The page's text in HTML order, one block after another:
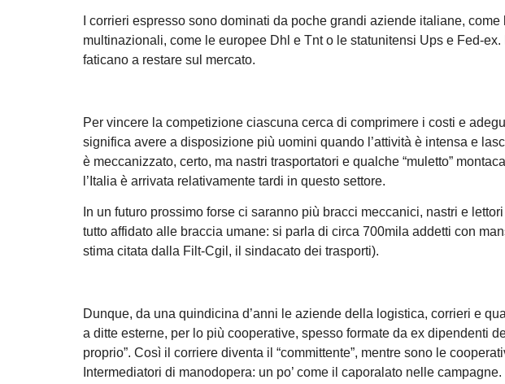
I corrieri espresso sono dominati da poche grandi aziende italiane,
multinazionali, come le europee Dhl e Tnt o le statunitensi Ups e Fed-
faticano a restare sul mercato.
Per vincere la competizione ciascuna cerca di comprimere i costi e
significa avere a disposizione più uomini quando l’attività è intensa e
è meccanizzato, certo, ma nastri trasportatori e qualche “muletto”
l’Italia è arrivata relativamente tardi in questo settore.
In un futuro prossimo forse ci saranno più bracci meccanici, nastri e
tutto affidato alle braccia umane: si parla di circa 700mila addetti con
stima citata dalla Filt-Cgil, il sindacato dei trasporti).
Dunque, da una quindicina d’anni le aziende della logistica, corrieri e
a ditte esterne, per lo più cooperative, spesso formate da ex dipendenti
proprio”. Così il corriere diventa il “committente”, mentre sono le
Intermediatori di manodopera: un po’ come il caporalato nelle